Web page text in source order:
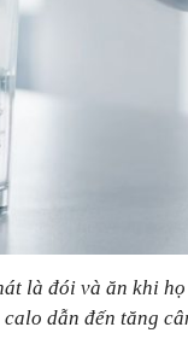
là đói và ăn khi
dẫn đến tăng